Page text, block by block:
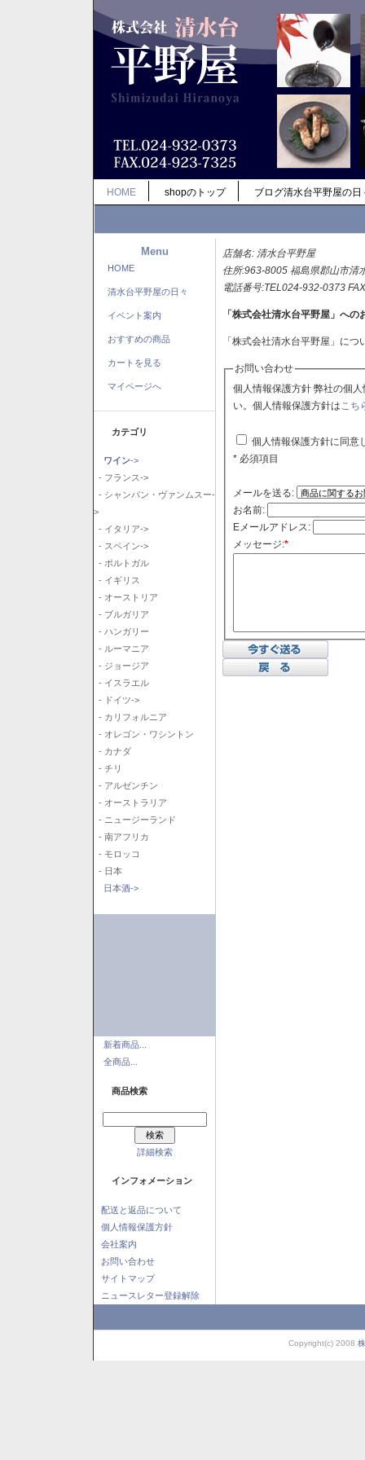
HOME shopのトップ ブログ清水台平野屋の日
Menu
HOME
清水台平野屋の日々
イベント案内
おすすめの商品
カートを見る
マイページへ
カテゴリ
ワイン->
- フランス->
- シャンパン・ヴァンムスー-
>
- イタリア->
- スペイン->
- ポルトガル
- イギリス
- オーストリア
- ブルガリア
- ハンガリー
- ルーマニア
- ジョージア
- イスラエル
- ドイツ->
- カリフォルニア
- オレゴン・ワシントン
- カナダ
- チリ
- アルゼンチン
- オーストラリア
- ニュージーランド
- 南アフリカ
- モロッコ
- 日本
日本酒->
新着商品...
全商品...
商品検索
詳細検索
インフォメーション
配送と返品について
個人情報保護方針
会社案内
お問い合わせ
サイトマップ
ニュースレター登録解除
店舗名: 清水台平野屋
住所:963-8005 福島県郡山市清
電話番号:TEL024-932-0373
「株式会社清水台平野屋」への
「株式会社清水台平野屋」に
お問い合わせ
個人情報保護方針 弊社の個人情報保護方針に同意される場合はチェックボックスをクリックしてくださ
い。個人情報保護方針はこち
個人情報保護方針に同意
* 必須項目
メールを送る:
お名前:
Eメールアドレス:
メッセージ:*
Copyright(c) 2008